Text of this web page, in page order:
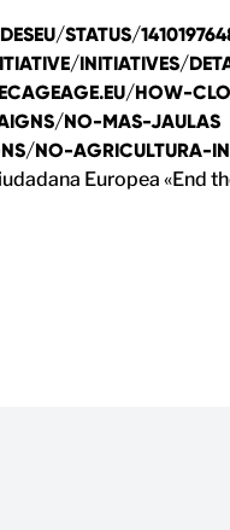
STATUS/
INITIATIVES/
HOW-
NO-MAS-JAULAS
NO-AGRICULTURA-
Europea «End